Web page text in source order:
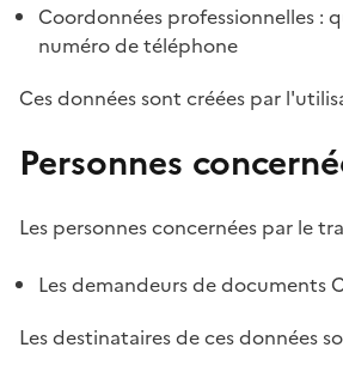
Coordonnées professionnelles :
numéro de téléphone
Ces données sont créées par
Personnes
Les personnes concernées par le
Les demandeurs de documents
Les destinataires de ces données